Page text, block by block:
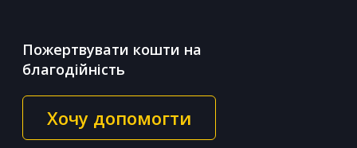
Пожертвувати кошти на
благодійність
Хочу допомогти